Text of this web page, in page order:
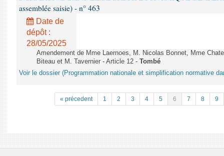
assemblée saisie) - n° 463
Date de
dépôt :
28/05/2025
Amendement de Mme Laernoes, M. Nicolas Bonnet, Mme
Biteau et M. Tavernier - Article 12 - Tombé
Voir le dossier (Programmation nationale et simplification normative
« précedent 1 2 3 4 5 6 7 8 9